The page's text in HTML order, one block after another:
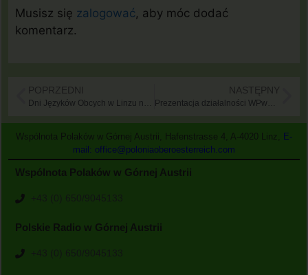
Musisz się zalogować, aby móc dodać
komentarz.
POPRZEDNI
Dni Języków Obcych w Linzu na Landstrasse wystąpił Zespół Dziecięcy „Oberek” Wspólnoty Polaków w Górnej Austrii – 29.10.2018
NASTĘPNY
Prezentacja działalności WPwGA 2008-2018
Wspólnota Polaków w Górnej Austrii, Hafenstrasse 4, A-4020 Linz, E-
mail: office@poloniaoberoesterreich.com
Wspólnota Polaków w Górnej Austrii
+43 (0) 650/9045133
Polskie Radio w Górnej Austrii
+43 (0) 650/9045133